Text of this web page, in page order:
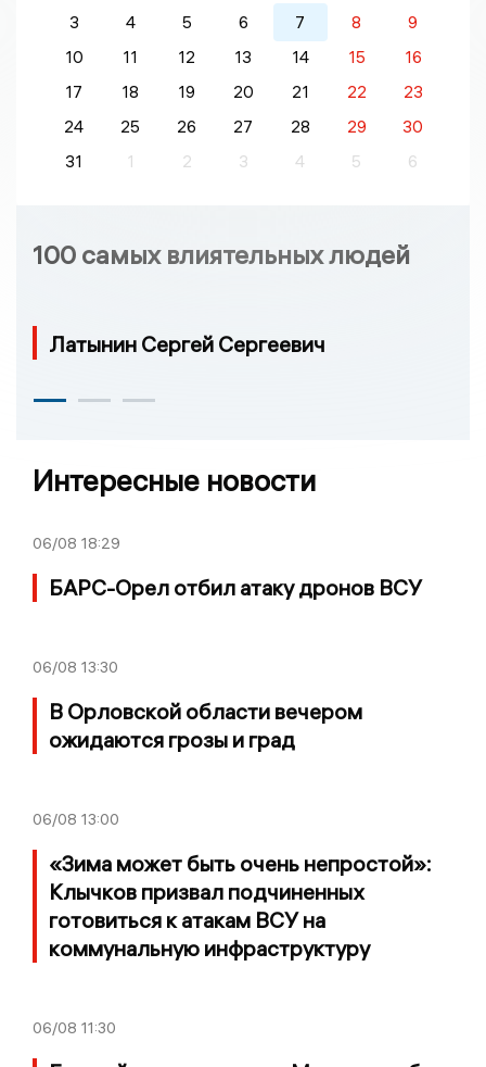
3
4 5 6 7 8
9
10
11 12 13 14 15
16
17
18 19 20 21 22
23
24
25 26 27 28 29
30
31
1 2 3 4 5 6
100 самых влиятельных людей
Латынин Сергей Сергеевич
Интересные новости
06/08 18:29
БАРС-Орел отбил атаку дронов ВСУ
06/08 13:30
В Орловской области вечером
ожидаются грозы и град
06/08 13:00
«Зима может быть очень непростой»:
Клычков призвал подчиненных
готовиться к атакам ВСУ на
коммунальную инфраструктуру
06/08 11:30